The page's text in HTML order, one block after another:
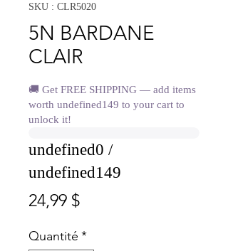
SKU : CLR5020
5N BARDANE
CLAIR
🚚 Get FREE SHIPPING — add items
worth undefined149 to your cart to
unlock it!
undefined0 /
undefined149
24,99 $Prix
Quantité *